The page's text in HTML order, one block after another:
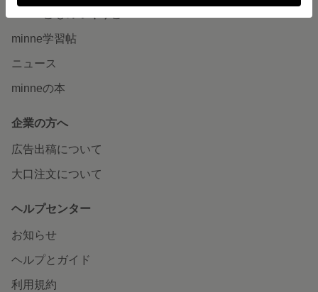
minne学習帖
ニュース
minneの本
企業の方へ
広告出稿について
大口注文について
ヘルプセンター
お知らせ
ヘルプとガイド
利用規約